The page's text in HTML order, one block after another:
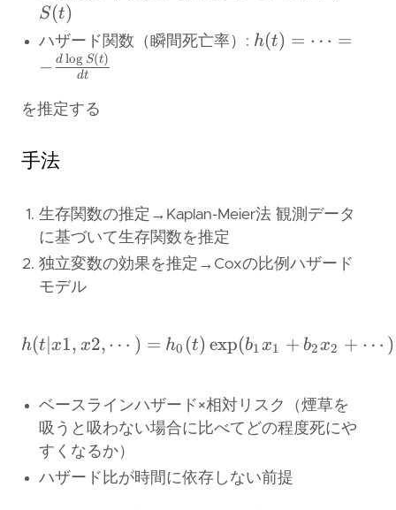
S(t)
ハザード関数（瞬間死亡率）: h(t) =
h(t) = ⋯ =
−
dt
d log S(t)
を推定する
手法
生存関数の推定→Kaplan-Meier法 観測データ
に基づいて生存関数を推定
独立変数の効果を推定→Coxの比例ハザード
モデル
h(t | x1, x2, \cdots) =
h(t∣x1, x2, ⋯ ) = h0 (t) exp(b1x1 + b2 x2 + ⋯ )
ベースラインハザード×相対リスク（煙草を
吸うと吸わない場合に比べてどの程度死にや
すくなるか）
ハザード比が時間に依存しない前提